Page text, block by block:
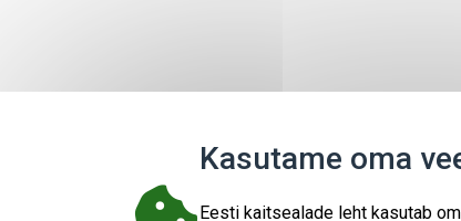
Kasutame oma
Eesti kaitsealade leht kasutab